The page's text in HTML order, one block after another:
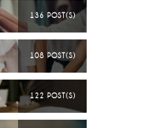
136 POST(S)
108 POST(S)
122 POST(S)